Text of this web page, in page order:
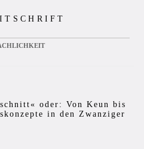
oder: Von Keun bis
in den Zwanziger